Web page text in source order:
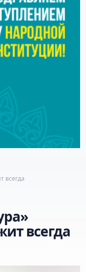
всегда
всегда